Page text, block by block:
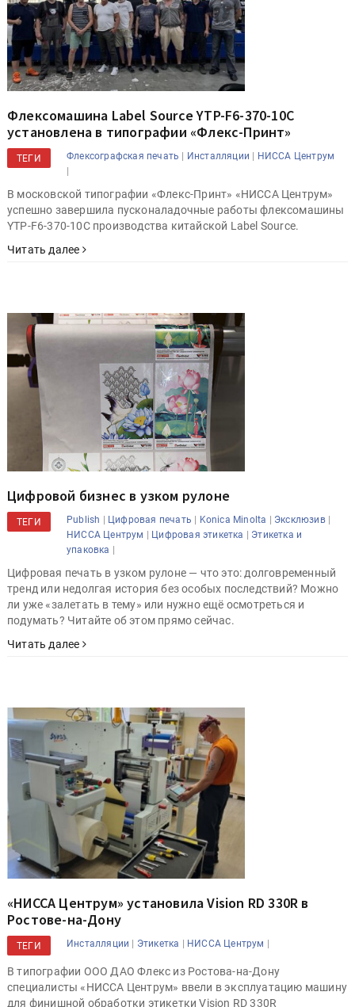
Флексомашина Label Source YTP-F6-370-10C
установлена в типографии «Флекс-Принт»
ТЕГИ Флексографская печать | Инсталляции | НИССА Центрум
|
В московской типографии «Флекс-Принт» «НИССА Центрум»
успешно завершила пусконаладочные работы флексомашины
YTP-F6-370-10C производства китайской Label Source.
Читать далее
Цифровой бизнес в узком рулоне
ТЕГИ Publish | Цифровая печать | Konica Minolta | Эксклюзив|
НИССА Центрум | Цифровая этикетка | Этикетка и
упаковка |
Цифровая печать в узком рулоне — что это: долговременный
тренд или недолгая история без особых последствий? Можно
ли уже «залетать в тему» или нужно ещё осмотреться и
подумать? Читайте об этом прямо сейчас.
Читать далее
«НИССА Центрум» установила Vision RD 330R в
Ростове-на-Дону
ТЕГИ Инсталляции | Этикетка | НИССА Центрум |
В типографии ООО ДАО Флекс из Ростова-на-Дону
специалисты «НИССА Центрум» ввели в эксплуатацию машину
для финишной обработки этикетки Vision RD 330R